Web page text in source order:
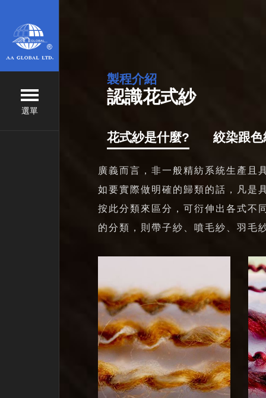
選單
製程介紹
認識花式紗
花式紗是什麼? 絞染跟
廣義而言，非一般精紡系統生產且
如要實際做明確的歸類的話，凡是
按此分類來區分，可衍伸出各式不
的分類，則帶子紗、噴毛紗、羽毛